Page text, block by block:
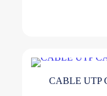
CABLE UTP